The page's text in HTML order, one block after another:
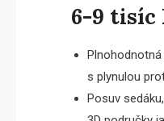
6-9 tisíc
s plynulou
Posuv